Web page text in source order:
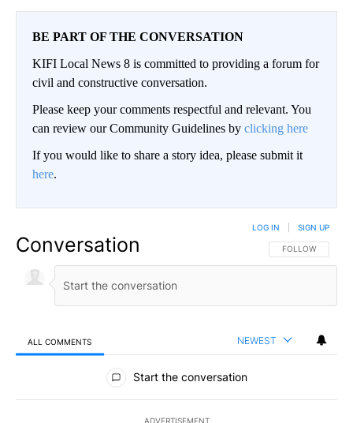
BE PART OF THE CONVERSATION
KIFI Local News 8 is committed to providing a forum for
civil and constructive conversation.
Please keep your comments respectful and relevant. You
can review our Community Guidelines by clicking here
If you would like to share a story idea, please submit it
here.
Conversation FOLLOW THIS
FOLLOW
LOG IN SIGN UP
ALL COMMENTS NEWEST
All Comments
Start the conversation
ADVERTISEMENT